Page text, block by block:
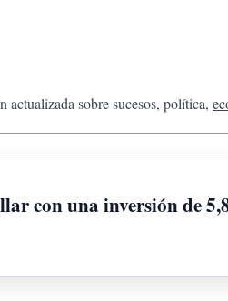
sobre sucesos, política,
con una inversión de